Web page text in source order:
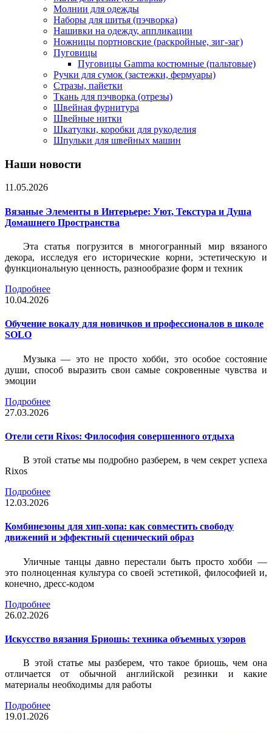
Молнии для одежды
Наборы для шитья (пэчворка)
Нашивки на одежду, аппликации
Ножницы портновские (раскройные, зиг-заг)
Пуговицы
Пуговицы Gamma костюмные (пальтовые)
Ручки для сумок (застежки, фермуары)
Стразы, пайетки
Ткань для пэчворка (отрезы)
Швейная фурнитура
Швейные нитки
Шкатулки, коробки для рукоделия
Шпульки для швейных машин
Наши новости
11.05.2026
Вязаные Элементы в Интерьере: Уют, Текстура и Душа
Домашнего Пространства
Эта статья погрузится в многогранный мир вязаного
декора, исследуя его исторические корни, эстетическую и
функциональную ценность, разнообразие форм и техник
Подробнее
10.04.2026
Обучение вокалу для новичков и профессионалов в школе
SOLO
Музыка — это не просто хобби, это особое состояние
души, способ выразить свои самые сокровенные чувства и
эмоции
Подробнее
27.03.2026
Отели сети Rixos: Философия совершенного отдыха
В этой статье мы подробно разберем, в чем секрет успеха
Rixos
Подробнее
12.03.2026
Комбинезоны для хип-хопа: как совместить свободу
движений и эффектный сценический образ
Уличные танцы давно перестали быть просто хобби —
это полноценная культура со своей эстетикой, философией и,
конечно, дресс-кодом
Подробнее
26.02.2026
Искусство вязания Бриошь: техника объемных узоров
В этой статье мы разберем, что такое бриошь, чем она
отличается от обычной английской резинки и какие
материалы необходимы для работы
Подробнее
19.01.2026